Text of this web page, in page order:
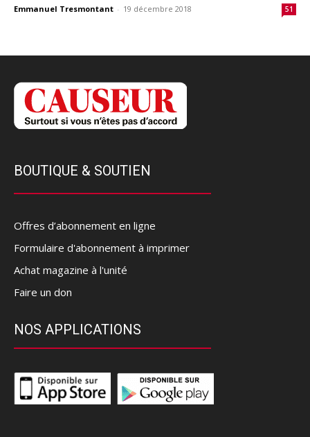
Emmanuel Tresmontant - 19 décembre 2018 51
BOUTIQUE & SOUTIEN
Offres d’abonnement en ligne
Formulaire d'abonnement à imprimer
Achat magazine à l'unité
Faire un don
NOS APPLICATIONS